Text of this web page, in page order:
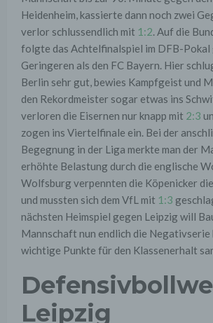
Heidenheim, kassierte dann noch zwei
verlor schlussendlich mit 1:2. Auf die
folgte das Achtelfinalspiel im DFB-Pokal
Geringeren als den FC Bayern. Hier
Berlin sehr gut, bewies Kampfgeist und
den Rekordmeister sogar etwas ins
verloren die Eisernen nur knapp mit 2:3
zogen ins Viertelfinale ein. Bei der
Begegnung in der Liga merkte man der
erhöhte Belastung durch die englische
Wolfsburg verpennten die Köpenicker
und mussten sich dem VfL mit 1:3
nächsten Heimspiel gegen Leipzig will
Mannschaft nun endlich die Negativserie
wichtige Punkte für den Klassenerhalt
Leipzig